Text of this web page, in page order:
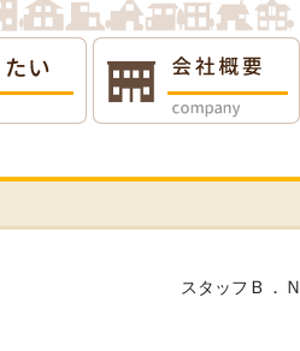
スタッフ Ｂ．Ｎ